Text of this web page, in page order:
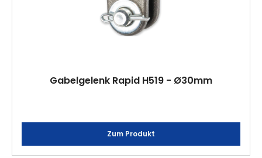
Gabelgelenk Rapid H519 - Ø30mm
Zum Produkt